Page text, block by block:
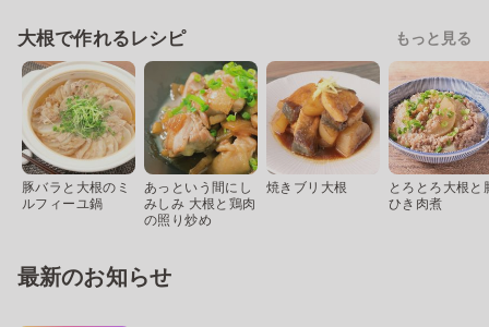
大根で作れるレシピ もっと見る
豚バラと大根のミ
ルフィーユ鍋
あっという間にし
みしみ 大根と鶏肉
の照り炒め
焼きブリ大根
とろとろ大根と
ひき肉煮
最新のお知らせ